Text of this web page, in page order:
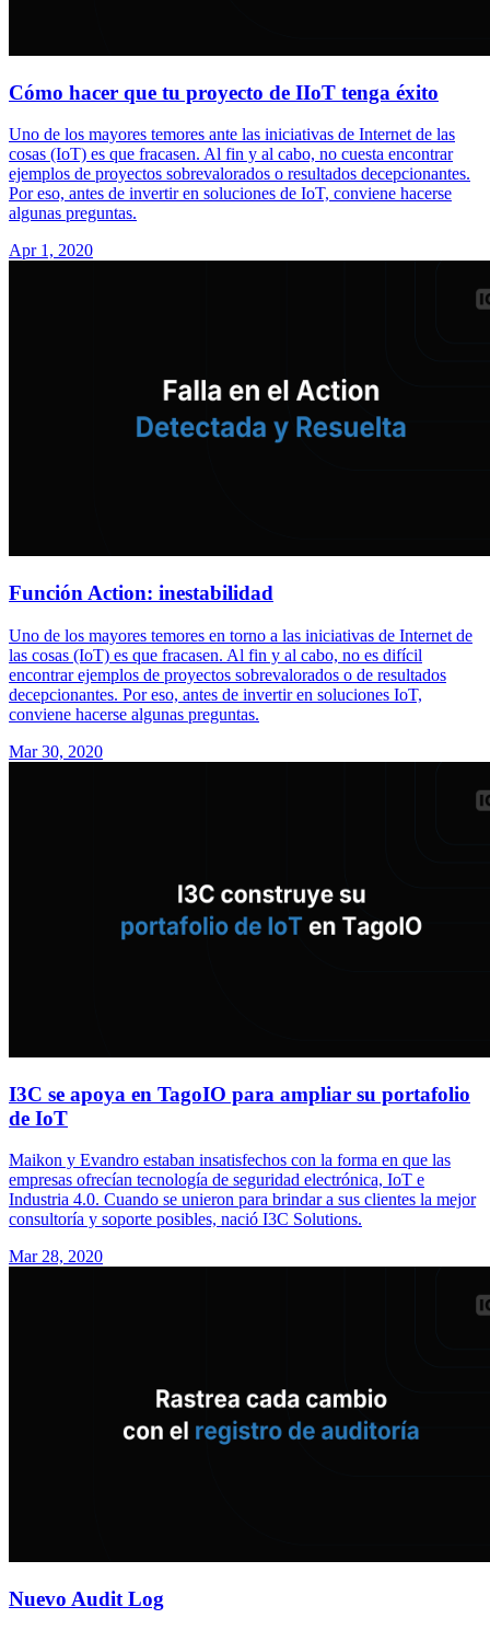
Cómo hacer que tu proyecto de IIoT tenga éxito
Uno de los mayores temores ante las iniciativas de Internet de las
cosas (IoT) es que fracasen. Al fin y al cabo, no cuesta encontrar
ejemplos de proyectos sobrevalorados o resultados decepcionantes.
Por eso, antes de invertir en soluciones de IoT, conviene hacerse
algunas preguntas.
Apr 1, 2020
Función Action: inestabilidad
Uno de los mayores temores en torno a las iniciativas de Internet de
las cosas (IoT) es que fracasen. Al fin y al cabo, no es difícil
encontrar ejemplos de proyectos sobrevalorados o de resultados
decepcionantes. Por eso, antes de invertir en soluciones IoT,
conviene hacerse algunas preguntas.
Mar 30, 2020
I3C se apoya en TagoIO para ampliar su portafolio
de IoT
Maikon y Evandro estaban insatisfechos con la forma en que las
empresas ofrecían tecnología de seguridad electrónica, IoT e
Industria 4.0. Cuando se unieron para brindar a sus clientes la mejor
consultoría y soporte posibles, nació I3C Solutions.
Mar 28, 2020
Nuevo Audit Log